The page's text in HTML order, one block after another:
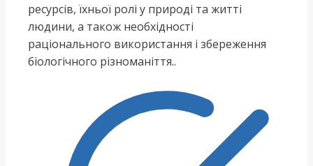
ресурсів, їхньої ролі у природі та житті
людини, а також необхідності
раціонального використання і збереження
біологічного різноманіття..